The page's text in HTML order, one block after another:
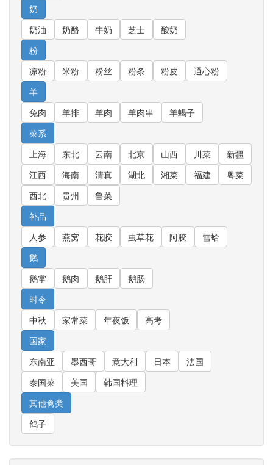
奶
奶油
奶酪 牛奶 芝士
酸奶
粉
凉粉
米粉 粉丝 粉条 粉皮
通心粉
羊
兔肉
羊排 羊肉 羊肉串
羊蝎子
菜系
上海
东北 云南 北京 山西 川菜
新疆
江西
海南 清真 湖北 湘菜 福建
粤菜
西北
贵州
鲁菜
补品
人参
燕窝 花胶 虫草花 阿胶
雪蛤
鹅
鹅掌
鹅肉 鹅肝
鹅肠
时令
中秋
家常菜 年夜饭
高考
国家
东南亚
墨西哥 意大利 日本
法国
泰国菜
美国
韩国料理
其他禽类
鸽子